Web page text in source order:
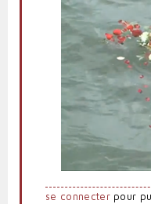
se connecterpour